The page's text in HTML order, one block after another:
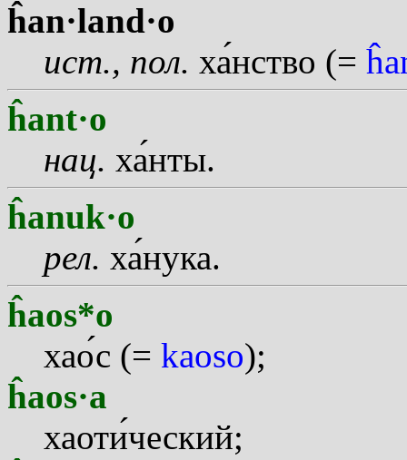
ĥan·land·o
ист., пол. ханство (=
ĥant·o
нац. ханты.
ĥanuk·o
рел. ханука.
ĥaos*o
хаос (= kaoso);
ĥaos·a
хаотический;